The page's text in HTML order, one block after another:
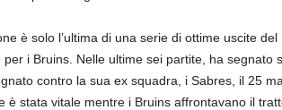
è solo l’ultima di una serie di ottime uscite
i Bruins. Nelle ultime sei partite, ha segnato
contro la sua ex squadra, i Sabres, il 25
è stata vitale mentre i Bruins affrontavano il